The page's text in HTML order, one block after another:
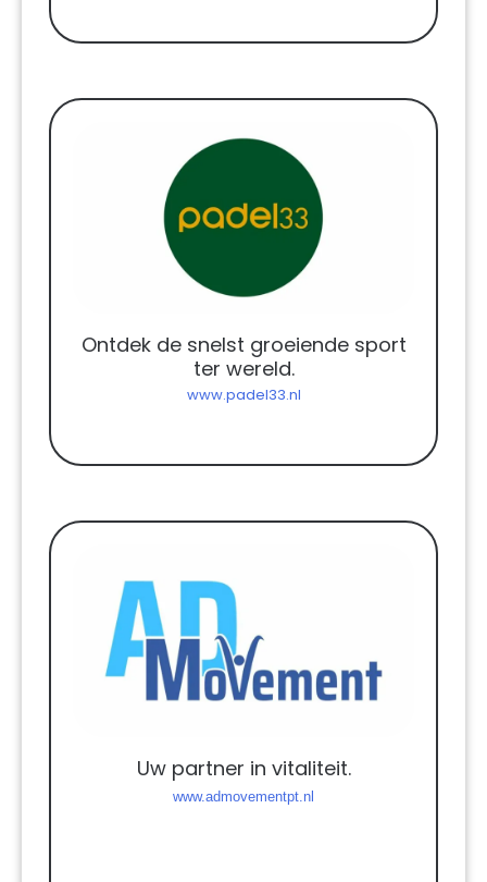
Ontdek de snelst groeiende sport
ter wereld.
www.padel33.nl
Uw partner in vitaliteit.
www.admovementpt.nl